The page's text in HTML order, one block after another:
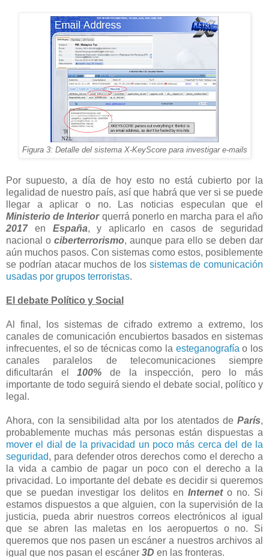
Figura 3: Detalle del sistema X-KeyScore para investigar e-mails
Por supuesto, a día de hoy esto no está cubierto por la
legalidad de nuestro país, así que habrá que ver si se puede
llegar a aplicar o no. Las noticias especulan que el
Ministerio de Interiorquerrá ponerlo en marcha para el año
2017en España, y aplicarlo en casos de seguridad
nacional o ciberterrorismo, aunque para ello se deben dar
aún muchos pasos. Con sistemas como estos, posiblemente
se podrían atacar muchos de los sistemas de comunicación
usadas por grupos terroristas.
El debate Político y Social
Al final, los sistemas de cifrado extremo a extremo, los
canales de comunicación encubiertos basados en sistemas
infrecuentes, el so de técnicas como la esteganografíao los
canales paralelos de telecomunicaciones siempre
dificultarán el100% de la inspección, pero lo más
importante de todo seguirá siendo el debate social, político y
legal.
Ahora, con la sensibilidad alta por los atentados de París,
probablemente muchas más personas están dispuestas a
mover el dial de la privacidad un poco más cerca del de la
seguridad, para defender otros derechos como el derecho a
la vida a cambio de pagar un poco con el derecho a la
privacidad. Lo importante del debate es decidir si queremos
que se puedan investigar los delitos en Interneto no. Si
estamos dispuestos a que alguien, con la supervisión de la
justicia, pueda abrir nuestros correos electrónicos al igual
que se abren las maletas en los aeropuertos o no. Si
queremos que nos pasen un escáner a nuestros archivos al
igual que nos pasan el escáner 3D en las fronteras.